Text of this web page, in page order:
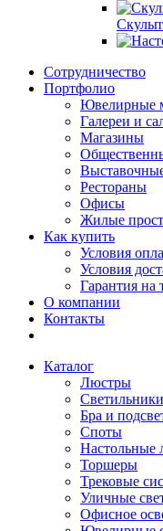
Сотрудничество
Портфолио
Ювелирные
Галереи и
Магазины
Рестораны
Офисы
Жилые
Как купить
Условия
Условия
Гарантия на
О компании
Контакты
Каталог
Люстры
Светильники
Бра и
Споты
Настольные
Торшеры
Трековые
Уличные
Офисное